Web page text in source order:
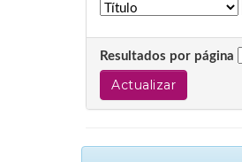
Resultados por página